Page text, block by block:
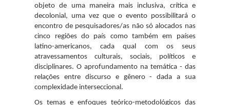
objeto de uma maneira mais inclusiva, crítica e
decolonial, uma vez que o evento possibilitará o
encontro de pesquisadores/as não só alocados nas
cinco regiões do país como também em países
latino-americanos, cada qual com os seus
atravessamentos culturais, sociais, políticos e
disciplinares. O aprofundamento na temática - das
relações entre discurso e gênero - dada a sua
complexidade interseccional.
Os temas e enfoques teórico-metodológicos das